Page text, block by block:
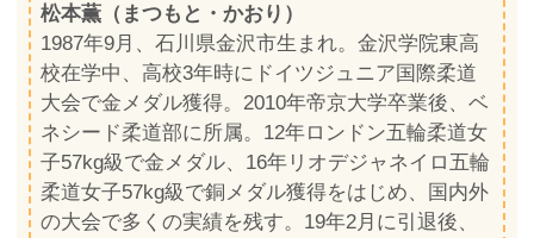
松本薫（まつもと・かおり）
1987年9月、石川県金沢市生まれ。金沢学院東高
校在学中、高校3年時にドイツジュニア国際柔道
大会で金メダル獲得。2010年帝京大学卒業後、ベ
ネシード柔道部に所属。12年ロンドン五輪柔道女
子57kg級で金メダル、16年リオデジャネイロ五輪
柔道女子57kg級で銅メダル獲得をはじめ、国内外
の大会で多くの実績を残す。19年2月に引退後、